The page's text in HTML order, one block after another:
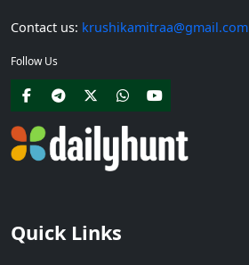
Contact us: krushikamitraa@gmail.com
Follow Us
Quick Links